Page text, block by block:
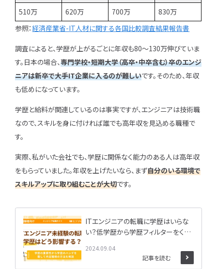
510万 620万 700万
830万
参照：経済産業省-IT人材に関する各国比較調査結果報告書
調査によると、学歴が上がるごとに年収も80〜130万伸びていま
す。日本の場合、専門学校・短期大学（高卒・中卒含む）卒のエンジ
ニアは新卒で大手IT企業に入るのが難しいです。そのため、年収
も低めになっています。
学歴と給料が関連しているのは事実ですが、エンジニアは技術職
なので、スキルを身に付ければ誰でも高年収を見込める職種で
す。
実際、私がいた会社でも、学歴に関係なく能力のある人は高年収
をもらっていました。年収を上げたいなら、まず自分のいる環境で
スキルアップに取り組むことが大切です。
2024.09.04
ITエンジニアの転職に学歴はいらな
い？低学歴から学歴フィルターをくつ
記事を読む